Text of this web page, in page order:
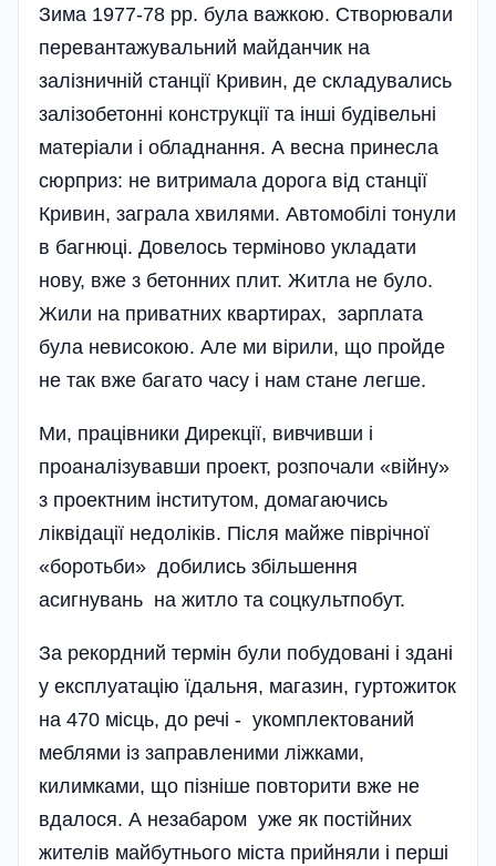
Зима 1977-78 рр. була важкою. Створювали
перевантажувальний майданчик на
залізничній станції Кривин, де складувались
залізобетонні конструкції та інші будівельні
матеріали і обладнання. А весна принесла
сюрприз: не витримала дорога від станції
Кривин, заграла хвилями. Автомобілі тонули
в багнюці. Довелось терміново укладати
нову, вже з бетонних плит. Житла не було.
Жили на приватних квартирах, зарплата
була невисокою. Але ми вірили, що пройде
не так вже багато часу і нам стане легше.
Ми, працівники Дирекції, вивчивши і
проаналі­зувавши проект, розпочали «війну»
з проектним інститутом, домагаючись
ліквідації недоліків. Після майже піврічної
«боротьби» добились збільшення
асигнувань на житло та соцкультпобут.
За рекордний термін були побудовані і здані
у експлуатацію їдальня, магазин, гуртожиток
на 470 місць, до речі - укомплектований
меблями із заправленими ліжками,
килимками, що пізніше повторити вже не
вдалося. А незабаром уже як постійних
жителів майбутнього міста прийняли і перші